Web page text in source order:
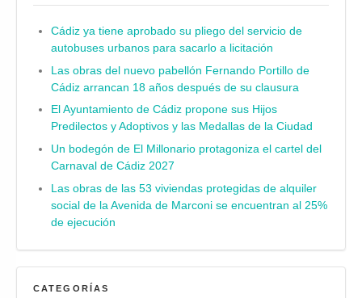
Cádiz ya tiene aprobado su pliego del servicio de
autobuses urbanos para sacarlo a licitación
Las obras del nuevo pabellón Fernando Portillo de
Cádiz arrancan 18 años después de su clausura
El Ayuntamiento de Cádiz propone sus Hijos
Predilectos y Adoptivos y las Medallas de la Ciudad
Un bodegón de El Millonario protagoniza el cartel del
Carnaval de Cádiz 2027
Las obras de las 53 viviendas protegidas de alquiler
social de la Avenida de Marconi se encuentran al 25%
de ejecución
CATEGORÍAS